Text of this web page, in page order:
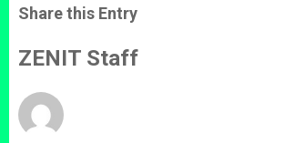
t
s
p
p
s
e
g
e
e
b
o
k
Share this Entry
ZENIT Staff